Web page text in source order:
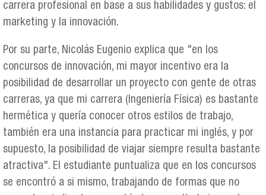
carrera profesional en base a sus habilidades y gustos: el
marketing y la innovación.
Por su parte, Nicolás Eugenio explica que "en los
concursos de innovación, mi mayor incentivo era la
posibilidad de desarrollar un proyecto con gente de otras
carreras, ya que mi carrera (Ingeniería Física) es bastante
hermética y quería conocer otros estilos de trabajo,
también era una instancia para practicar mi inglés, y por
supuesto, la posibilidad de viajar siempre resulta bastante
atractiva". El estudiante puntualiza que en los concursos
se encontró a si mismo, trabajando de formas que no